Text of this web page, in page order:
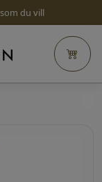
du vill